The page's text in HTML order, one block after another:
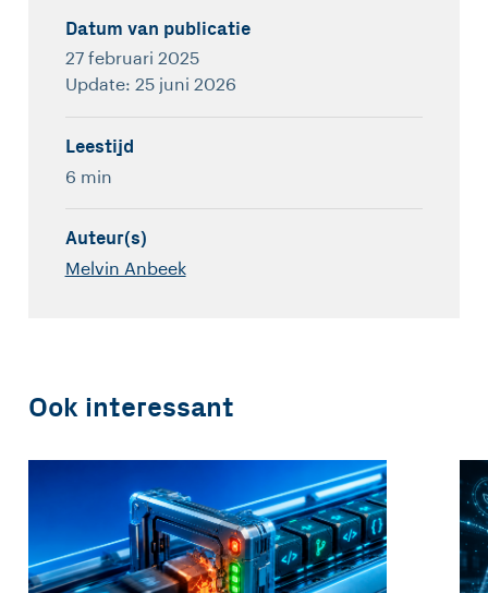
Datum van publicatie
27 februari 2025
Update: 25 juni 2026
Leestijd
6 min
Auteur(s)
Melvin Anbeek
Ook interessant